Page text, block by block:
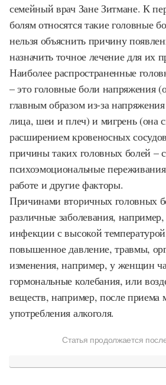
семейный врач Зане Зитмане. К
болям относятся такие головные
нельзя объяснить причину
назначить точное лечение для их
Наиболее распространенные
– это головные боли напряжения
главным образом из-за
лица, шеи и плеч) и мигрень (она
расширением кровеносных
причины таких головных болей –
психоэмоциональные
работе и другие факторы.
Причинами вторичных головных
различные заболевания,
инфекции с высокой
повышенное давление, травмы,
изменения, например, у женщин
гормональные колебания, или
веществ, например, после приема
употребления алкоголя.
Статья продолжается